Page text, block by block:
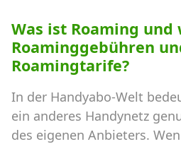
Was ist Roaming und
Roaminggebühren
Roamingtarife?
In der Handyabo-Welt
ein anderes Handynetz
des eigenen Anbieters.